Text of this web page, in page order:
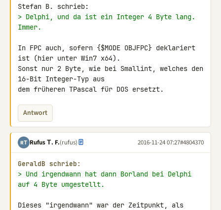
> Delphi, und da ist ein Integer 4 Byte lang.
Immer.
In FPC auch, sofern {$MODE OBJFPC} deklariert
ist (hier unter Win7 x64).
Sonst nur 2 Byte, wie bei Smallint, welches den
16-Bit Integer-Typ aus
dem früheren TPascal für DOS ersetzt.
Antwort
RΤ Rufus Τ. F.(rufus) 2016-11-24 07:27#4804370
GeraldB schrieb:
> Und irgendwann hat dann Borland bei Delphi
auf 4 Byte umgestellt.
Dieses "irgendwann" war der Zeitpunkt, als